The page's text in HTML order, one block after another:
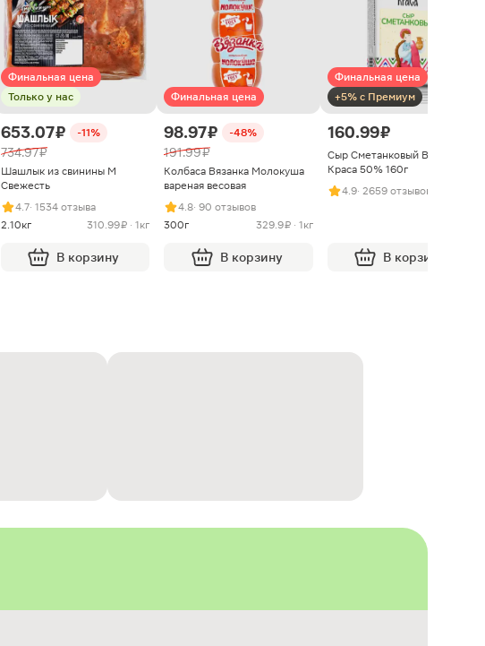
Финальная цена
Только у нас
653.07 ₽ -11%
734.97 ₽
Шашлык из свинины М
Свежесть
4.7· 1534 отзыва
2.10кг
310.99 ₽ · 1кг
В корзину
Финальная цена
98.97 ₽ -48%
191.99 ₽
Колбаса Вязанка Молокуша
вареная весовая
4.8· 90 отзывов
300г
329.9 ₽ · 1кг
В корзину
Финальная цена
+5% с Премиум
160.99 ₽
Сыр Сметанковый Варвара
Краса 50% 160г
4.9· 2659 отзывов
В корзину